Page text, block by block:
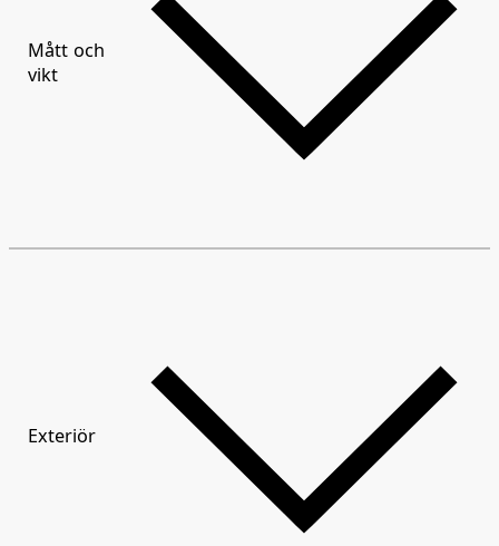
Mått och
vikt
Exteriör